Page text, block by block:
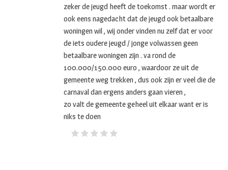
zeker de jeugd heeft de toekomst . maar wordt er
ook eens nagedacht dat de jeugd ook betaalbare
woningen wil , wij onder vinden nu zelf dat er voor
de iets oudere jeugd / jonge volwassen geen
betaalbare woningen zijn . va rond de
100.000/150.000 euro , waardoor ze uit de
gemeente weg trekken , dus ook zijn er veel die de
carnaval dan ergens anders gaan vieren ,
zo valt de gemeente geheel uit elkaar want er is
niks te doen